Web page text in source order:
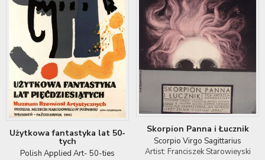
Użytkowa fantastyka lat 50-
tych
Polish Applied Art- 50-ties
Skorpion Panna i Łucznik
Scorpio Virgo Sagittarius
Artist: Franciszek Starowieyski